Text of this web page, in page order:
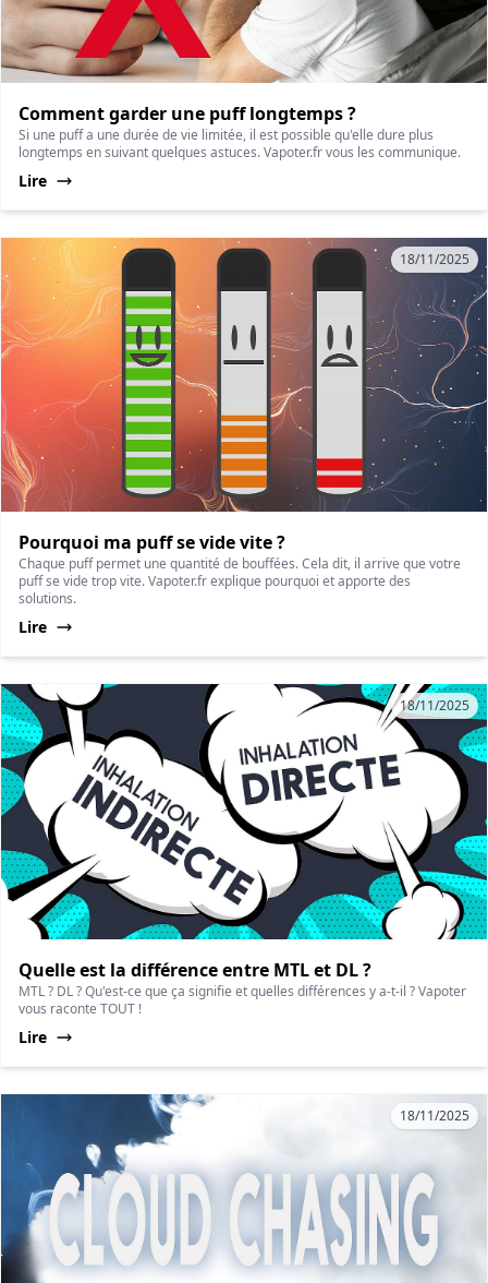
Comment garder une puff longtemps ?
Si une puff a une durée de vie limitée, il est possible qu'elle dure plus
longtemps en suivant quelques astuces. Vapoter.fr vous les communique.
Lire
18/11/2025
Pourquoi ma puff se vide vite ?
Chaque puff permet une quantité de bouffées. Cela dit, il arrive que votre
puff se vide trop vite. Vapoter.fr explique pourquoi et apporte des
solutions.
Lire
18/11/2025
Quelle est la différence entre MTL et DL ?
MTL ? DL ? Qu'est-ce que ça signifie et quelles différences y a-t-il ? Vapoter
vous raconte TOUT !
Lire
18/11/2025